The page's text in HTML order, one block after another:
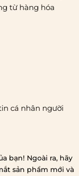
theo bảng giá
và 1 số đối
từ hàng hóa
cá nhân người
bạn! Ngoài ra, hãy
sản phẩm mới và